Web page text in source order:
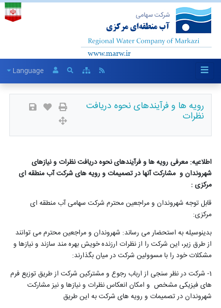
Language
رویه ها و فرآیندهای نحوه دریافت
نظرات
اطلاعیه: معرفی رویه ها و فرآیندهای نحوه دریافت نظرات و نیازهای
شهروندان و مشارکت آنها در تصمیمات و رویه های شرکت آب منطقه ای
مرکزی :
قابل توجه شهروندان و مراجعین محترم شرکت سهامی آب منطقه ای
مرکزی:
بدینوسیله به استحضار می رساند: شهروندان و مراجعین محترم می توانند
از طرق زیر، این شرکت را از نظرات ارزنده خویش بهره مند سازند و نیازها و
مشکلات خود را با مسوولین شرکت در میان بگذارند:
1- شرکت در نظر سنجی از ارباب رجوع و مشترکین شرکت از طریق توزیع فرم
های فیزیکی مشخص و امکان انعکاس نظرات و نیازها و نیز مشارکت
شهروندان در تصمیمات و رویه های شرکت به این طریق